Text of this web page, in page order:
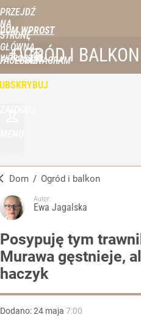
PRZEJDŹ
NA
STRONĘ
GŁÓWNĄ
WPROST.PL
DOM WPROST
FACEBOOKINSTAGRAM
OGRÓD I BALKON
Dom / Ogród i balkon
Autor:
Ewa Jagalska
Posypuję tym
Murawa gęstnieje,
haczyk
Dodano:24 maja 7:00